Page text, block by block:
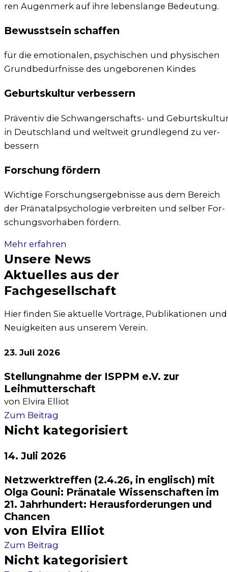
ren Augen­merk auf ihre lebens­lan­ge Bedeu­tung.
Bewusstsein schaffen
für die emo­tio­na­len, psy­chi­schen und phy­si­schen
Grund­be­dürf­nis­se des unge­bo­re­nen Kin­des
Geburtskultur verbessern
Prä­ven­tiv die Schwan­ger­schafts- und
in Deutsch­land und welt­weit grund­le­gend zu ver­
bes­sern
Forschung fördern
Wich­ti­ge For­schungs­er­geb­nis­se aus dem Bereich
der Prä­na­tal­psy­cho­lo­gie ver­brei­ten und sel­ber For­
schungs­vor­ha­ben för­dern.
Mehr erfah­ren
Unsere News
Aktuelles aus der
Fachgesellschaft
Hier fin­den Sie aktu­el­le Vor­trä­ge, Publi­ka­tio­nen und
Neu­ig­kei­ten aus unse­rem Ver­ein.
23. Juli 2026
Stellungnahme der ISPPM e.V. zur
Leihmutterschaft
von Elvi­ra Elli­ot
Zum Bei­trag
Nicht kategorisiert
14. Juli 2026​
Netzwerktreffen (2.4.26, in englisch) mit
Olga Gouni: Pränatale Wissenschaften im
21. Jahrhundert: Herausforderungen und
Chancen​
von Elvira Elliot
Zum Bei­trag
Nicht kategorisiert